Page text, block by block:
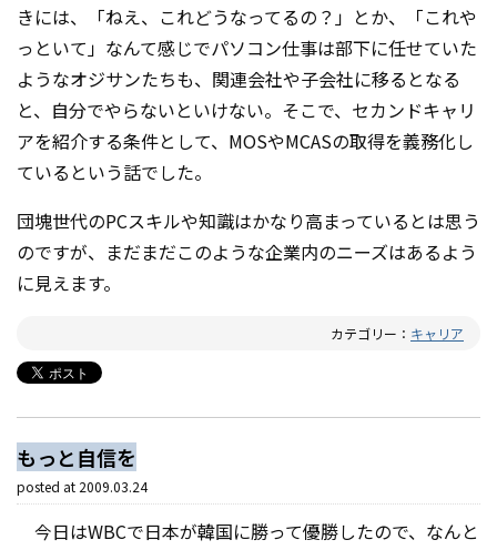
きには、「ねえ、これどうなってるの？」とか、「これや
っといて」なんて感じでパソコン仕事は部下に任せていた
ようなオジサンたちも、関連会社や子会社に移るとなる
と、自分でやらないといけない。そこで、セカンドキャリ
アを紹介する条件として、MOSやMCASの取得を義務化し
ているという話でした。
団塊世代のPCスキルや知識はかなり高まっているとは思う
のですが、まだまだこのような企業内のニーズはあるよう
に見えます。
カテゴリー： キャリア
もっと自信を
posted at 2009.03.24
今日はWBCで日本が韓国に勝って優勝したので、なんと